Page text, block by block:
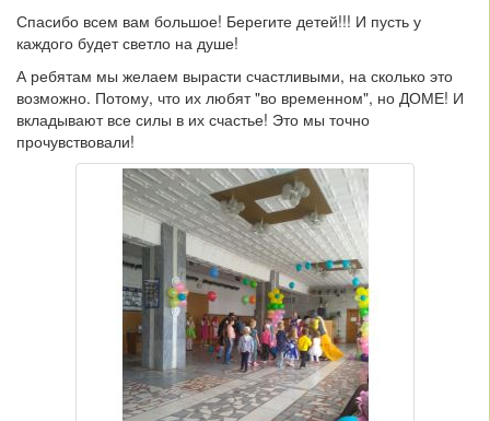
Спасибо всем вам большое! Берегите детей!!! И пусть у
каждого будет светло на душе!
А ребятам мы желаем вырасти счастливыми, на сколько это
возможно. Потому, что их любят "во временном", но ДОМЕ! И
вкладывают все силы в их счастье! Это мы точно
прочувствовали!